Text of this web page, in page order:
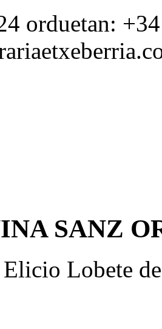
orduetan:
SANZ
Elicio Lobete